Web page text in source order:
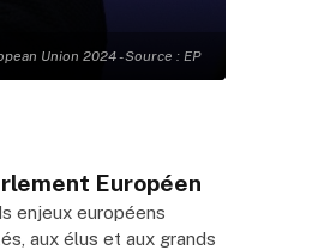
Union 2024 - Source : EP
Européen
enjeux européens
aux élus et aux grands